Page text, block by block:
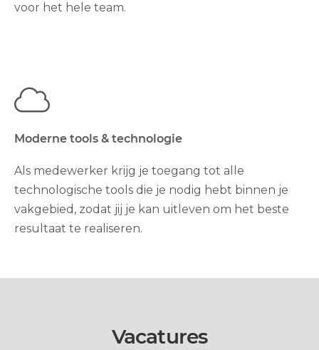
voor het hele team.
Moderne tools & technologie
Als medewerker krijg je toegang tot alle
technologische tools die je nodig hebt binnen je
vakgebied, zodat jij je kan uitleven om het beste
resultaat te realiseren.
Vacatures